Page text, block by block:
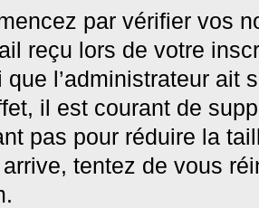
par vérifier vos
reçu lors de votre
que l’administrateur ait
il est courant de
pas pour réduire la
tentez de vous